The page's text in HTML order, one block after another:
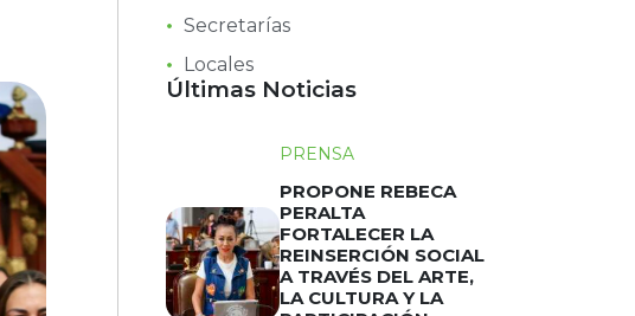
Secretarías
Locales
Últimas Noticias
PRENSA
PROPONE REBECA
PERALTA
FORTALECER LA
REINSERCIÓN SOCIAL
A TRAVÉS DEL ARTE,
LA CULTURA Y LA